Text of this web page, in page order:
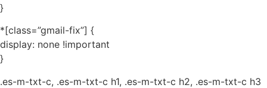
}
*[class=”gmail-fix”] {
display: none !important
}
.es-m-txt-c, .es-m-txt-c h1, .es-m-txt-c h2, .es-m-txt-c h3